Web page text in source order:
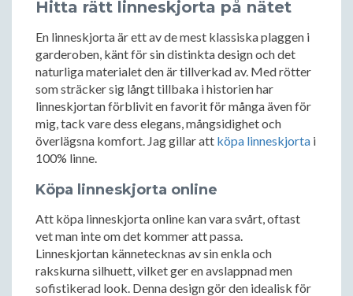
Hitta rätt linneskjorta på nätet
En linneskjorta är ett av de mest klassiska plaggen i
garderoben, känt för sin distinkta design och det
naturliga materialet den är tillverkad av. Med rötter
som sträcker sig långt tillbaka i historien har
linneskjortan förblivit en favorit för många även för
mig, tack vare dess elegans, mångsidighet och
överlägsna komfort. Jag gillar att köpa linneskjorta i
100% linne.
Köpa linneskjorta online
Att köpa linneskjorta online kan vara svårt, oftast
vet man inte om det kommer att passa.
Linneskjortan kännetecknas av sin enkla och
rakskurna silhuett, vilket ger en avslappnad men
sofistikerad look. Denna design gör den idealisk för